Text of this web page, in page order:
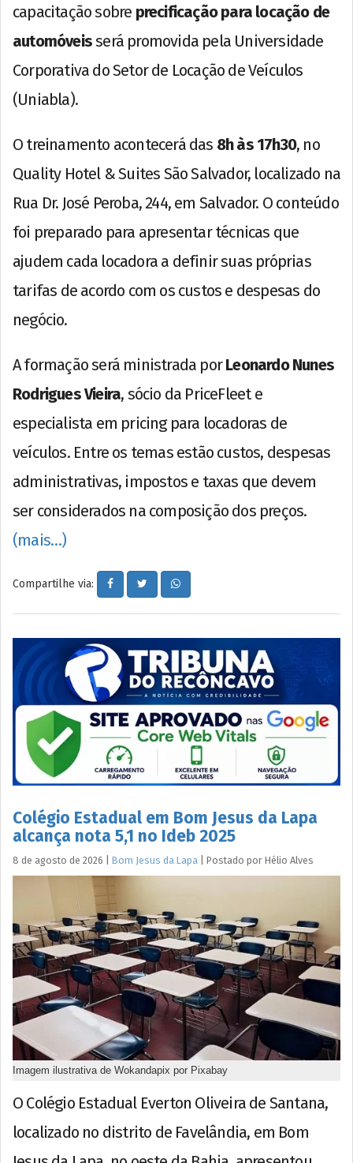
capacitação sobre precificação para locação de
automóveisserá promovida pela Universidade
Corporativa do Setor de Locação de Veículos
(Uniabla).
O treinamento acontecerá das 8h às 17h30, no
Quality Hotel & Suites São Salvador, localizado na
Rua Dr. José Peroba, 244, em Salvador. O conteúdo
foi preparado para apresentar técnicas que
ajudem cada locadora a definir suas próprias
tarifas de acordo com os custos e despesas do
negócio.
A formação será ministrada porLeonardo Nunes
Rodrigues Vieira, sócio da PriceFleet e
especialista em pricing para locadoras de
veículos. Entre os temas estão custos, despesas
administrativas, impostos e taxas que devem
ser considerados na composição dos preços.
(mais…)
Compartilhe via:
Colégio Estadual em Bom Jesus da Lapa
alcança nota 5,1 no Ideb 2025
8 de agosto de 2026 Bom Jesus da Lapa Postado por Hélio Alves
Imagem ilustrativa de Wokandapix por Pixabay
O Colégio Estadual Everton Oliveira de Santana,
localizado no distrito de Favelândia, em Bom